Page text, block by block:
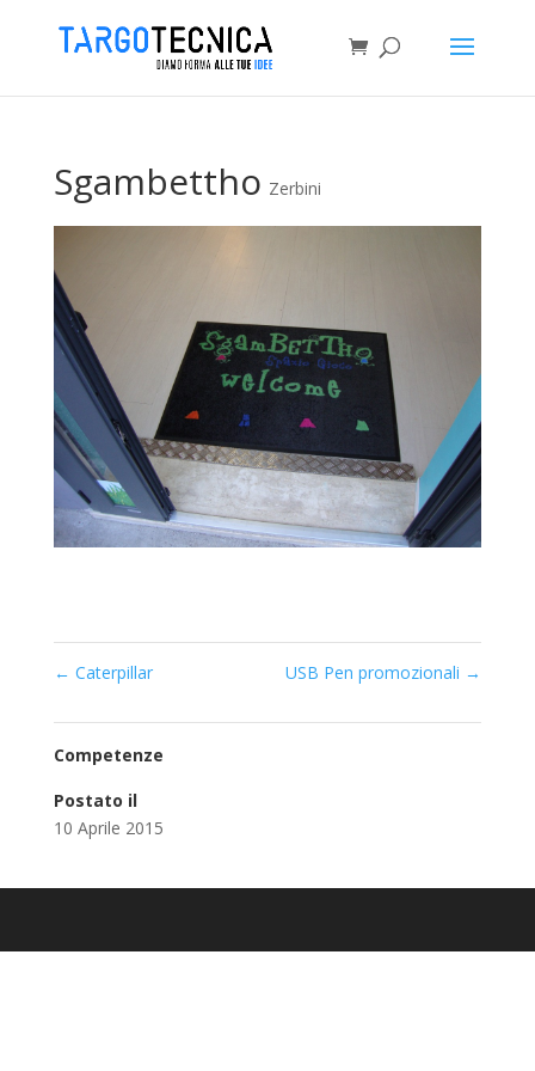
Sgambettho Zerbini
← Caterpillar USB Pen promozionali →
Competenze
Postato il
10 Aprile 2015